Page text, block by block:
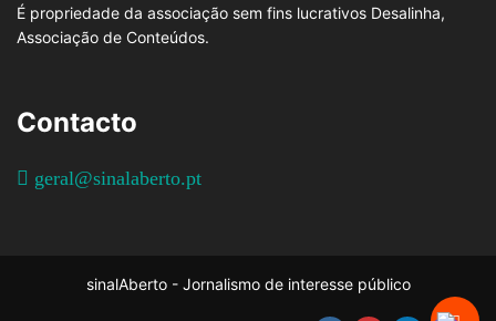
É propriedade da associação sem fins lucrativos Desalinha,
Associação de Conteúdos.
Contacto
geral@sinalaberto.pt
sinalAberto - Jornalismo de interesse público